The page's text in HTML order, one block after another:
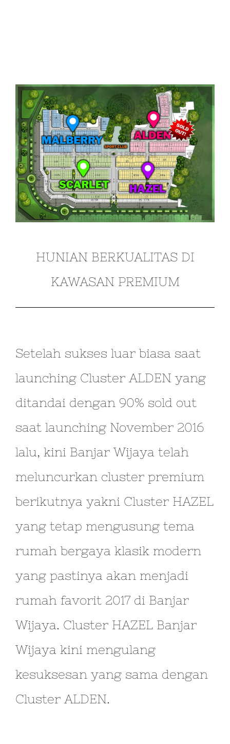
HUNIAN BERKUALITAS DI
KAWASAN PREMIUM
Setelah sukses luar biasa saat
launching Cluster ALDEN yang
ditandai dengan 90% sold out
saat launching November 2016
lalu, kini Banjar Wijaya telah
meluncurkan cluster premium
berikutnya yakni Cluster HAZEL
yang tetap mengusung tema
rumah bergaya klasik modern
yang pastinya akan menjadi
rumah favorit 2017 di Banjar
Wijaya. Cluster HAZEL Banjar
Wijaya kini mengulang
kesuksesan yang sama dengan
Cluster ALDEN.